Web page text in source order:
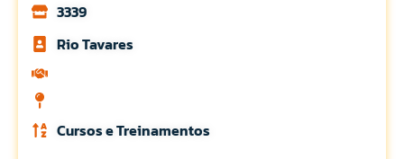
3339
Rio Tavares
Cursos e Treinamentos